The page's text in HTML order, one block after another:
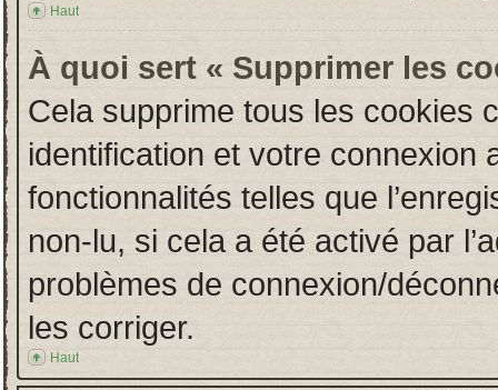
Haut
À quoi sert « Supprimer les
Cela supprime tous les cookies
identification et votre connexion
fonctionnalités telles que
non-lu, si cela a été activé par
problèmes de connexion/
les corriger.
Haut